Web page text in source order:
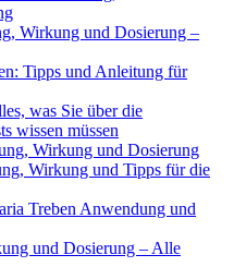
Wirkung und Dosierung –
Tipps und Anleitung für
was Sie über die
wissen müssen
Wirkung und Dosierung
Wirkung und Tipps für die
Treben Anwendung und
und Dosierung – Alle